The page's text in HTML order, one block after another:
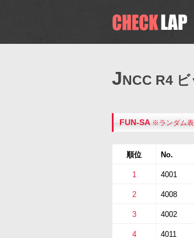
JNCC R4
FUN-SA ※ランダム
順位 No.
1 4001
2 4008
3 4002
4 4011